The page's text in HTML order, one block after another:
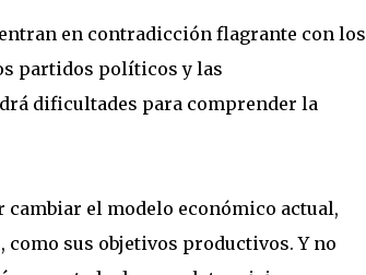
en contradicción flagrante con los
partidos políticos y las
dificultades para comprender la
el modelo económico actual,
sus objetivos productivos. Y no